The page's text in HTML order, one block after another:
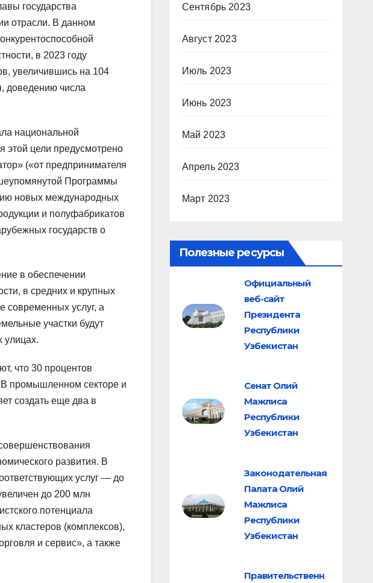
государства
отрасли. В данном
в 2023 году
увеличившись на 104
доведению числа
национальной
этой цели предусмотрено
(«от предпринимателя
Программы
новых международных
и полуфабрикатов
государств о
в обеспечении
в средних и крупных
современных услуг, а
участки будут
улицах.
что 30 процентов
промышленном секторе и
создать еще два в
развития. В
услуг — до
до 200 млн
потенциала
кластеров (комплексов),
и сервис», а также
Сентябрь 2023
Август 2023
Июль 2023
Июнь 2023
Май 2023
Апрель 2023
Март 2023
Полезные ресурсы
Официальный
веб-сайт
Президента
Республики
Узбекистан
Сенат Олий
Мажлиса
Республики
Узбекистан
Законодательная
Палата Олий
Мажлиса
Республики
Узбекистан
Правительственн